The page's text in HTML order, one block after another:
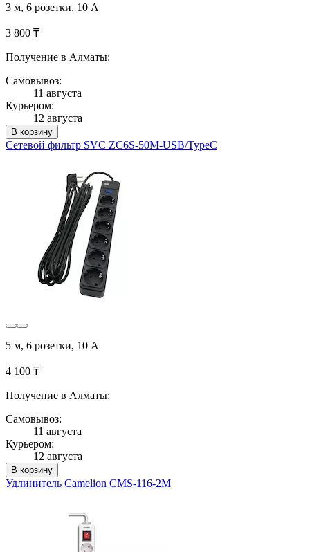
3 м, 6 розетки, 10 А
3 800 ₸
Получение в Алматы:
Самовывоз:
11 августа
Курьером:
12 августа
В корзину
Сетевой фильтр SVC ZC6S-50M-USB/TypeC
5 м, 6 розетки, 10 А
4 100 ₸
Получение в Алматы:
Самовывоз:
11 августа
Курьером:
12 августа
В корзину
Удлинитель Camelion CMS-116-2M